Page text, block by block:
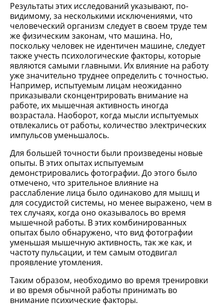
Результаты этих исследований указывают, по-
видимому, за несколькими исключениями, что
человеческий организм следует в своем труде тем
же физическим законам, что машина. Но,
поскольку человек не идентичен машине, следует
также учесть психологические факторы, которые
являются самыми главными. Их влияние на работу
уже значительно труднее определить с точностью.
Например, испытуемым лицам неожиданно
приказывали сконцентрировать внимание на
работе, их мышечная активность иногда
возрастала. Наоборот, когда мысли испытуемых
отвлекались от работы, количество электрических
импульсов уменьшалось.
Для большей точности были произведены новые
опыты. В этих опытах испытуемым
демонстрировались фотографии. До этого было
отмечено, что зрительное влияние на
расслабление лица было одинаково для мышц и
для сосудистой системы, но менее выражено, чем в
тех случаях, когда оно оказывалось во время
мышечной работы. В этих комбинированных
опытах было обнаружено, что вид фотографии
уменьшая мышечную активность, так же как, и
частоту пульсации, и тем самым отодвигал
проявление утомления.
Таким образом, необходимо во время тренировки
и во время обычной работы принимать во
внимание психические факторы.